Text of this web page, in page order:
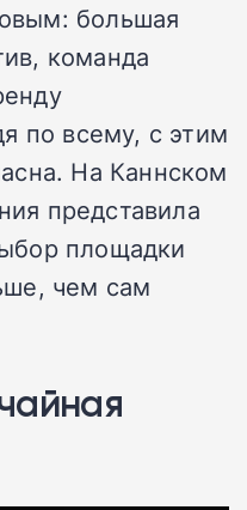
большая
команда
по всему, с этим
На Каннском
представила
площадки
чем сам